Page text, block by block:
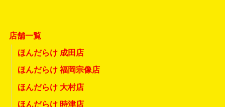
店舗一覧
ほんだらけ 成田店
ほんだらけ 福岡宗像店
ほんだらけ 大村店
ほんだらけ 時津店